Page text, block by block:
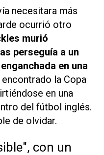
necesitara más
ocurrió otro
murió
perseguía a un
en una
la Copa
en una
del fútbol inglés.
de olvidar.
con un